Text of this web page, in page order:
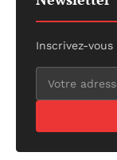
Inscrivez-